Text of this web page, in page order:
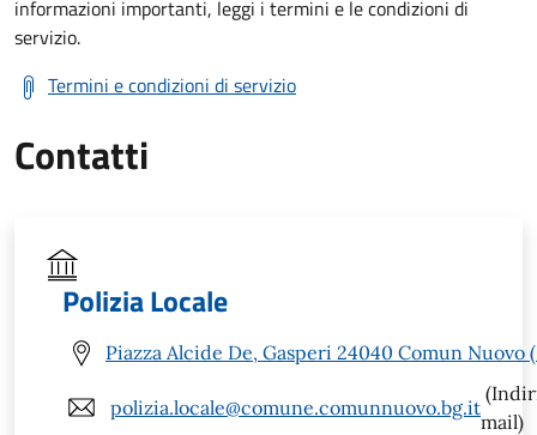
informazioni importanti, leggi i termini e le condizioni di
servizio.
Termini e condizioni di servizio
Contatti
Polizia Locale
Piazza Alcide De, Gasperi 24040 Comun Nuovo
polizia.locale@comune.comunnuovo.bg.it
mail)